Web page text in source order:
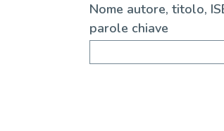
Nome autore, titolo,
parole chiave